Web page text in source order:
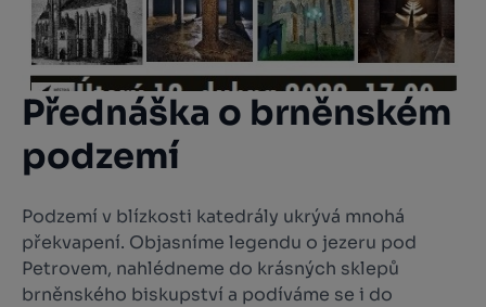
Přednáška o brněnském
podzemí
Podzemí v blízkosti katedrály ukrývá mnohá
překvapení. Objasníme legendu o jezeru pod
Petrovem, nahlédneme do krásných sklepů
brněnského biskupství a podíváme se i do